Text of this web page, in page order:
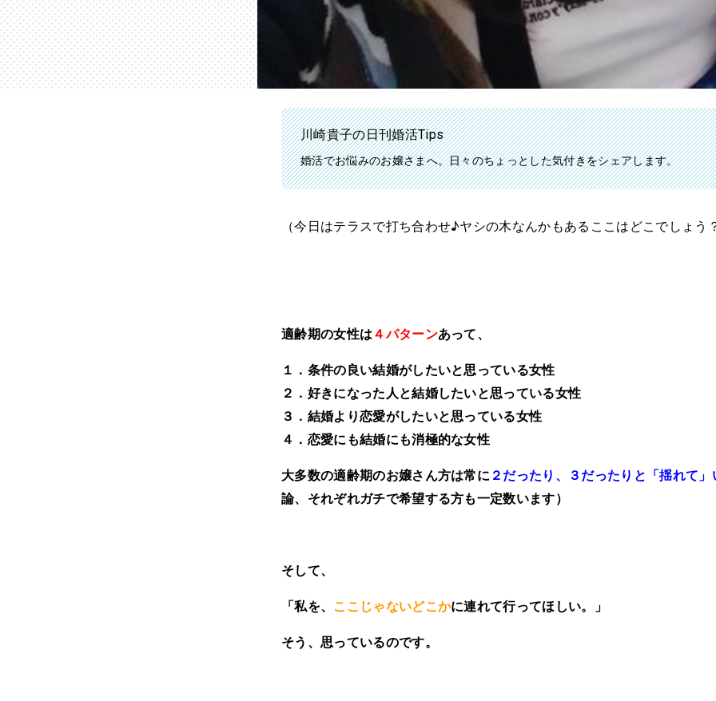
川崎貴子の日刊婚活Tips
婚活でお悩みのお嬢さまへ。日々のちょっとした気付きをシェアします。
（今日はテラスで打ち合わせ♪ヤシの木なんかもあるここはどこでしょう
適齢期の女性は４パターンあって、
１．条件の良い結婚がしたいと思っている女性
２．好きになった人と結婚したいと思っている女性
３．結婚より恋愛がしたいと思っている女性
４．恋愛にも結婚にも消極的な女性
大多数の適齢期のお嬢さん方は常に ２だったり、３だったりと「揺れて」
論、それぞれガチで希望する方も一定数います）
そして、
「私を、 ここじゃないどこかに連れて行ってほしい。」
そう、思っているのです。